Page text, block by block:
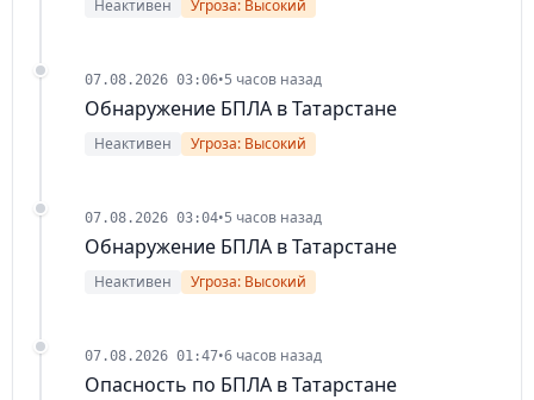
Неактивен Угроза: Высокий
07.08.2026 03:06•5 часов назад
Обнаружение БПЛА в Татарстане
Неактивен Угроза: Высокий
07.08.2026 03:04•5 часов назад
Обнаружение БПЛА в Татарстане
Неактивен Угроза: Высокий
07.08.2026 01:47•6 часов назад
Опасность по БПЛА в Татарстане